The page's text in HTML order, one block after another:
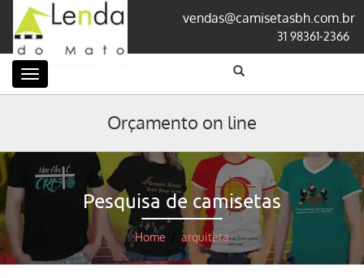
vendas@camisetasbh.com.br
31 98361-2366
Categorias
Orçamento on line
Pesquisa de camisetas
Home arquiteta